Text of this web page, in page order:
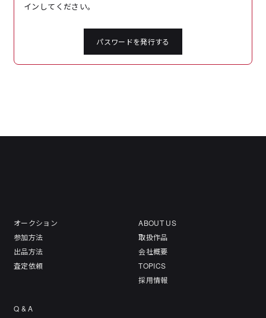
インしてください。
パスワードを発行する
オークション
参加方法
出品方法
査定依頼
ABOUT US
取扱作品
会社概要
TOPICS
採用情報
Q & A